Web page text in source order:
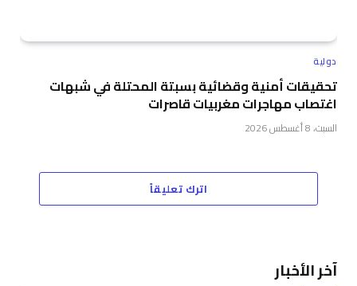
دولية
تحقيقات أمنية وقضائية بسبتة المحتلة في شبهات
اغتصاب مهاجرات مغربيات قاصرات
السبت، 8 أغسطس 2026
اترك تعليقاً
آخر الأخبار